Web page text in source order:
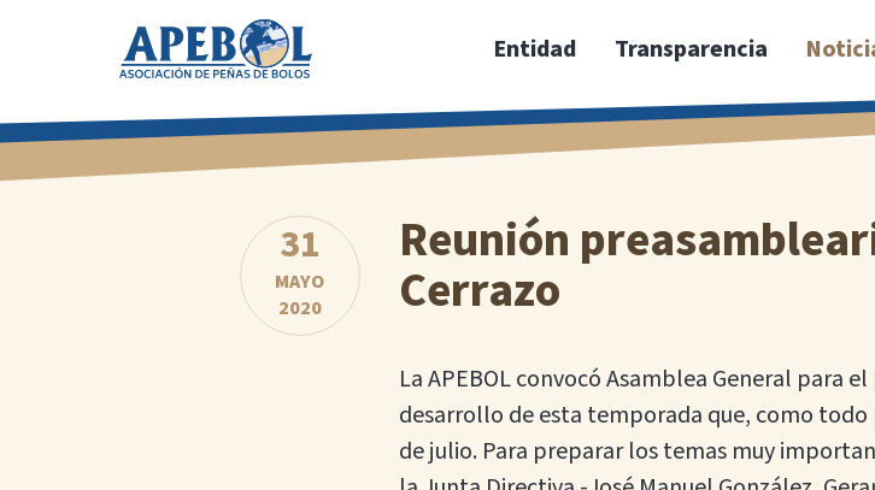
principal
Entidad Transparencia
31
MAYO
2020
Reunión
Cerrazo
La APEBOL convocó Asamblea General para
desarrollo de esta temporada que, como todo
de julio. Para preparar los temas muy